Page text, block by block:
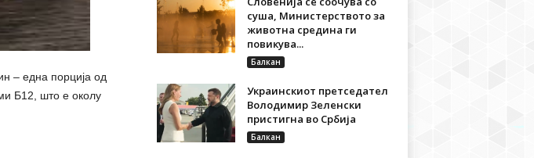
– една порција од
Б12, што е околу
суша, Министерството за
животна средина ги
повикува...
Балкан
Украинскиот претседател
Володимир Зеленски
пристигна во Србија
Балкан